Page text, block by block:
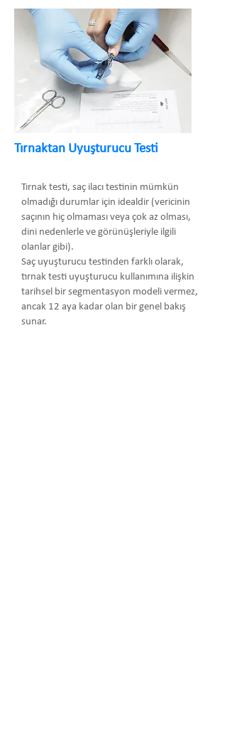
Tırnaktan Uyuşturucu Testi
Tırnak testi, saç ilacı testinin mümkün
olmadığı durumlar için idealdir (vericinin
saçının hiç olmaması veya çok az olması,
dini nedenlerle ve görünüşleriyle ilgili
olanlar gibi).
Saç uyuşturucu testinden farklı olarak,
tırnak testi uyuşturucu kullanımına ilişkin
tarihsel bir segmentasyon modeli vermez,
ancak 12 aya kadar olan bir genel bakış
sunar.